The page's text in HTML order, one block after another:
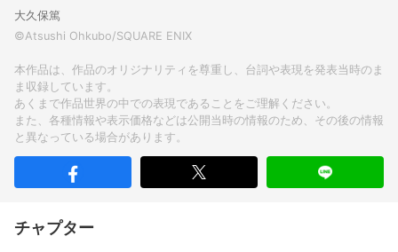
大久保篤
©Atsushi Ohkubo/SQUARE ENIX
本作品は、作品のオリジナリティを尊重し、台詞や表現を発表当時のま
ま収録しています。
あくまで作品世界の中での表現であることをご理解ください。
また、各種情報や表示価格などは公開当時の情報のため、その後の情報
と異なっている場合があります。
チャプター